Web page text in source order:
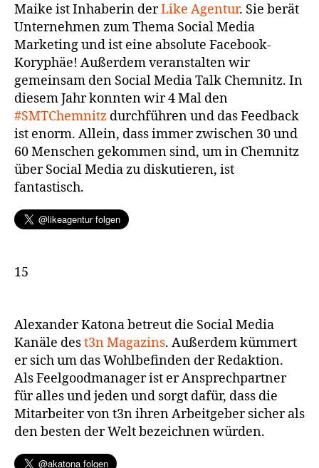
Maike ist Inhaberin derLike Agentur. Sie berät
Unternehmen zum Thema Social Media
Marketing und ist eine absolute Facebook-
Koryphäe! Außerdem veranstalten wir
gemeinsam den Social Media Talk Chemnitz. In
diesem Jahr konnten wir 4 Mal den
#SMTChemnitz durchführen und das Feedback
ist enorm. Allein, dass immer zwischen 30 und
60 Menschen gekommen sind, um in Chemnitz
über Social Media zu diskutieren, ist
fantastisch.
15
Alexander Katona betreut die Social Media
Kanäle dest3n Magazins. Außerdem kümmert
er sich um das Wohlbefinden der Redaktion.
Als Feelgoodmanager ist er Ansprechpartner
für alles und jeden und sorgt dafür, dass die
Mitarbeiter von t3n ihren Arbeitgeber sicher als
den besten der Welt bezeichnen würden.